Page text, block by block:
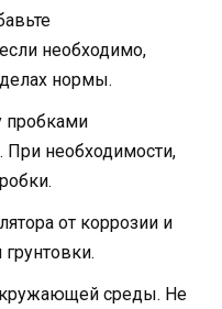
необходимо,
нормы.
пробками
При необходимости,
от коррозии и
среды. Не